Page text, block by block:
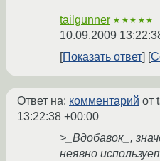
tailgunner ★★★★★
10.09.2009
Показать ответ
Ответ на: комментарий от
13:22:38 +00:00
>_Вдобавок_,
неявно